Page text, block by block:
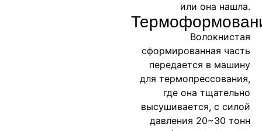
или она нашла.
Волокнистая
сформированная часть
передается в машину
для термопрессования,
где она тщательно
высушивается, с силой
давления 20~30 тонн